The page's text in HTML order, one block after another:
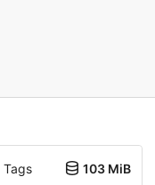
Tags 103 MiB